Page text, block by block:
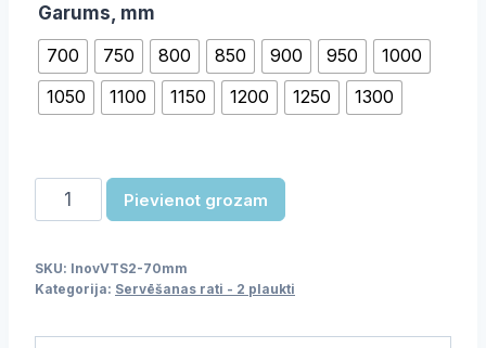
Garums, mm
700
750 800 850 900 950
1000
1050
1100 1150 1200 1250 1300
Servēšanas
rati
2
-
Pievienot grozam
SKU: lnovVTS2-70mm
Kategorija: Servēšanas rati - 2 plaukti